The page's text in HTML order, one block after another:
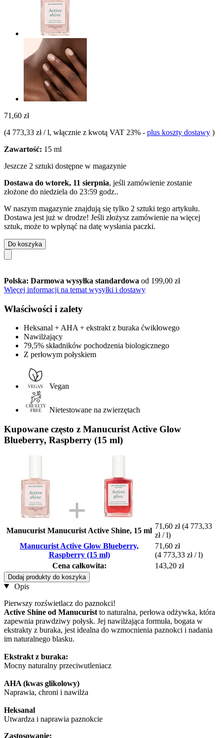
71,60 zł
(4 773,33 zł / l, włącznie z kwotą VAT 23% - plus koszty dostawy )
Zawartość: 15 ml
Jeszcze 2 sztuki dostępne w magazynie
Dostawa do wtorek, 11 sierpnia, jeśli zamówienie zostanie
złożone do niedziela do 23:59 godz..
W naszym magazynie znajdują się tylko 2 sztuki tego artykułu.
Dostawa jest już w drodze! Jeśli złożysz zamówienie na więcej
sztuk, może to wpłynąć na datę wysłania paczki.
Do koszyka
Polska: Darmowa wysyłka standardowa od 199,00 zł
Więcej informacji na temat wysyłki i dostawy
Właściwości i zalety
Heksanal + AHA + ekstrakt z buraka ćwikłowego
Nawilżający
79,5% składników pochodzenia biologicznego
Z perłowym połyskiem
Vegan
Nietestowane na zwierzętach
Kupowane często z Manucurist Active Glow
Blueberry, Raspberry (15 ml)
Manucurist Manucurist Active Shine, 15 ml
71,60 zł (4 773,33
zł / l)
Manucurist Active Glow Blueberry,
Raspberry (15 ml)
71,60 zł
(4 773,33 zł / l)
Cena całkowita:
143,20 zł
Dodaj produkty do koszyka
Opis
Pierwszy rozświetlacz do paznokci!
Active Shine od Manucurist to naturalna, perłowa odżywka, która
zapewnia prawdziwy połysk. Jej nawilżająca formuła, bogata w
ekstrakty z buraka, jest idealna do wzmocnienia paznokci i nadania
im naturalnego blasku.
Ekstrakt z buraka:
Mocny naturalny przeciwutleniacz
AHA (kwas glikolowy)
Naprawia, chroni i nawilża
Heksanal
Utwardza i naprawia paznokcie
Zastosowanie: